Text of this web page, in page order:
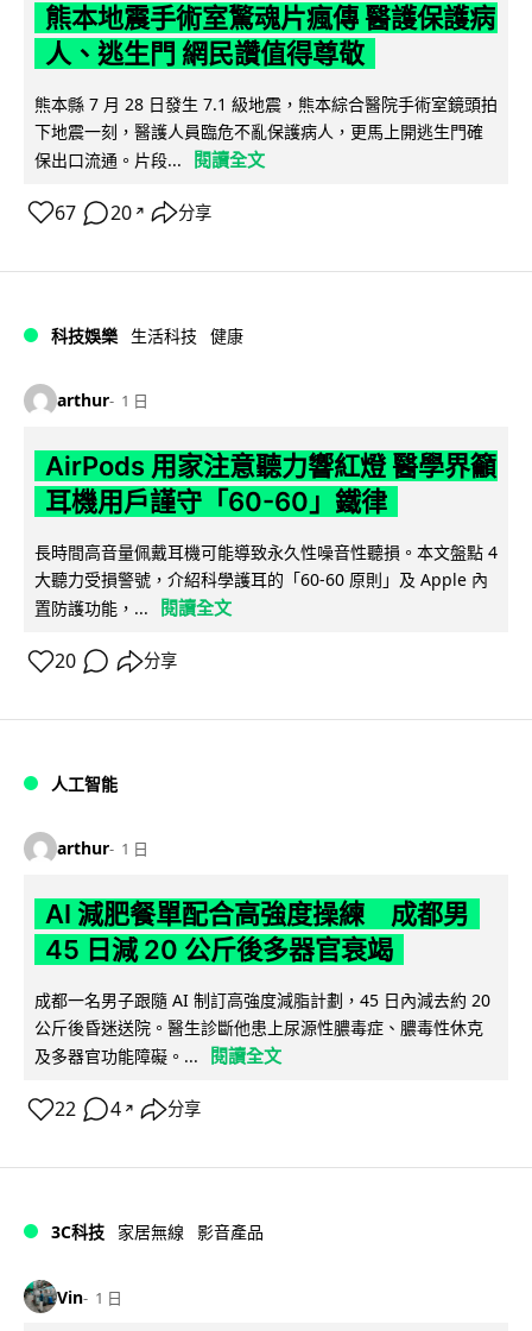
熊本地震手術室驚魂片瘋傳 醫護保護病
人、逃生門 網民讚值得尊敬
熊本縣 7 月 28 日發生 7.1 級地震，熊本綜合醫院手術室鏡頭拍
下地震一刻，醫護人員臨危不亂保護病人，更馬上開逃生門確
保出口流通。片段...
閱讀全文
67 20 ↗ 分享
科技娛樂 生活科技 健康
arthur 1 日
AirPods 用家注意聽力響紅燈 醫學界籲
耳機用戶謹守「60-60」鐵律
長時間高音量佩戴耳機可能導致永久性噪音性聽損。本文盤點 4
大聽力受損警號，介紹科學護耳的「60-60 原則」及 Apple 內
置防護功能，...
閱讀全文
20 分享
人工智能
arthur 1 日
AI 減肥餐單配合高強度操練 成都男
45 日減 20 公斤後多器官衰竭
成都一名男子跟隨 AI 制訂高強度減脂計劃，45 日內減去約 20
公斤後昏迷送院。醫生診斷他患上尿源性膿毒症、膿毒性休克
及多器官功能障礙。...
閱讀全文
22 4 ↗ 分享
3C科技 家居無線 影音產品
Vin 1 日